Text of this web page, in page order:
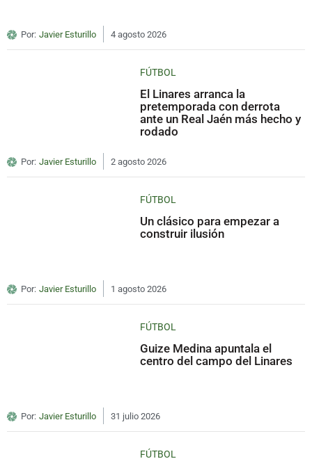
Por: Javier Esturillo 4 agosto 2026
FÚTBOL
El Linares arranca la
pretemporada con derrota
ante un Real Jaén más hecho y
rodado
Por: Javier Esturillo 2 agosto 2026
FÚTBOL
Un clásico para empezar a
construir ilusión
Por: Javier Esturillo 1 agosto 2026
FÚTBOL
Guize Medina apuntala el
centro del campo del Linares
Por: Javier Esturillo 31 julio 2026
FÚTBOL